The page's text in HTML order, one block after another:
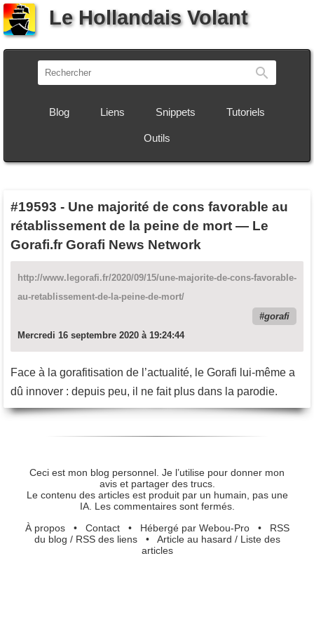
Le Hollandais Volant
Blog Liens Snippets Tutoriels
Outils
#19593 - Une majorité de cons favorable au
rétablissement de la peine de mort — Le
Gorafi.fr Gorafi News Network
http://www.legorafi.fr/2020/09/15/une-majorite-de-cons-favorable-
au-retablissement-de-la-peine-de-mort/
gorafi
Mercredi 16 septembre 2020 à 19:24:44
Face à la gorafitisation de l’actualité, le Gorafi lui-même a
dû innover : depuis peu, il ne fait plus dans la parodie.
Ceci est mon blog personnel. Je l’utilise pour donner mon
avis et partager des trucs.
Le contenu des articles est produit par un humain, pas une
IA. Les commentaires sont fermés.
À propos• Contact• Hébergé par Webou-Pro• RSS
du blog / RSS des liens• Article au hasard / Liste des
articles